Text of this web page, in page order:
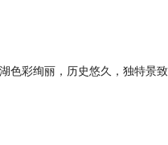
色彩绚丽，历史悠久，独特景